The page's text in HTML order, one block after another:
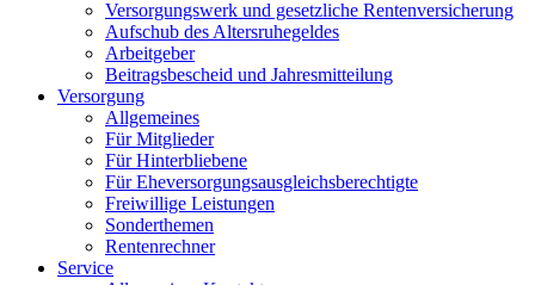
Versorgungswerk und gesetzliche Rentenversicherung
Aufschub des Altersruhegeldes
Arbeitgeber
Beitragsbescheid und Jahresmitteilung
Versorgung
Allgemeines
Für Mitglieder
Für Hinterbliebene
Für Eheversorgungsausgleichsberechtigte
Freiwillige Leistungen
Sonderthemen
Rentenrechner
Service